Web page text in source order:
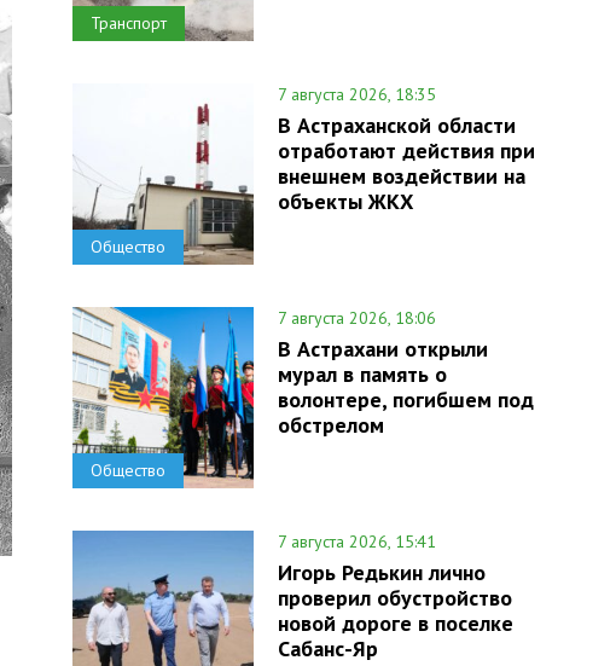
Транспорт
Общество
7 августа 2026, 18:35
В Астраханской области
отработают действия при
внешнем воздействии на
объекты ЖКХ
Общество
7 августа 2026, 18:06
В Астрахани открыли
мурал в память о
волонтере, погибшем под
обстрелом
7 августа 2026, 15:41
Игорь Редькин лично
проверил обустройство
новой дороге в поселке
Сабанс-Яр